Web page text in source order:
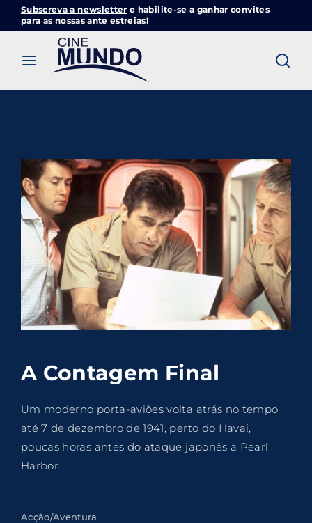
Subscreva a newsletter e habilite-se a ganhar convites
para as nossas ante estreias!
A Contagem Final
Um moderno porta-aviões volta atrás no tempo
até 7 de dezembro de 1941, perto do Havai,
poucas horas antes do ataque japonês a Pearl
Harbor.
Acção/Aventura
Cinemundo – Onde O Cinema Acontece
Login
Password
SIGN IN
Remember Me
Lost Your Password?
our terms and
conditionsand ourprivacy policy.